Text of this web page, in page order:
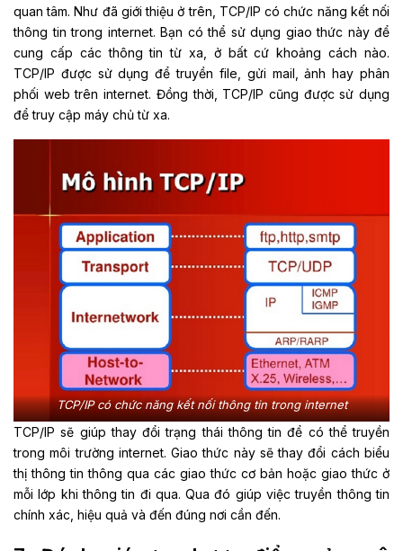
quan tâm. Như đã giới thiệu ở trên, TCP/IP có chức năng kết nối
thông tin trong internet. Bạn có thể sử dụng giao thức này để
cung cấp các thông tin từ xa, ở bất cứ khoảng cách nào.
TCP/IP được sử dụng để truyền file, gửi mail, ảnh hay phân
phối web trên internet. Đồng thời, TCP/IP cũng được sử dụng
để truy cập máy chủ từ xa.
TCP/IP có chức năng kết nối thông tin trong internet
TCP/IP sẽ giúp thay đổi trạng thái thông tin để có thể truyền
trong môi trường internet. Giao thức này sẽ thay đổi cách biểu
thị thông tin thông qua các giao thức cơ bản hoặc giao thức ở
mỗi lớp khi thông tin đi qua. Qua đó giúp việc truyền thông tin
chính xác, hiệu quả và đến đúng nơi cần đến.